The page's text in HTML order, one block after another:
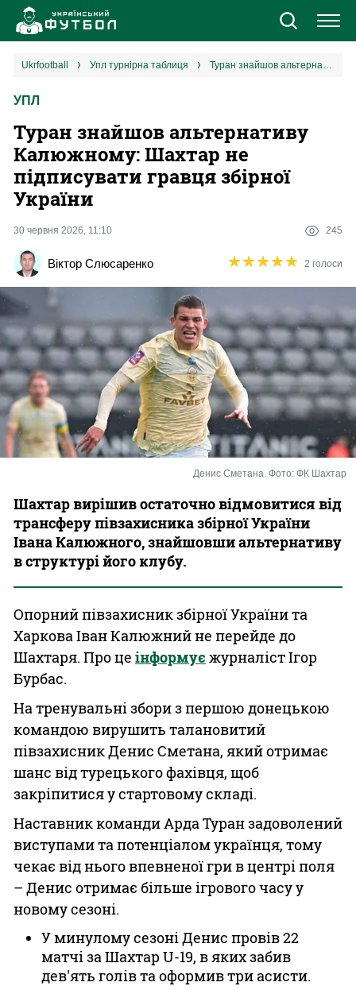
Новини
Єврокубки
УПЛ
Різне
Букмекери
Казино
ukrfootball упл турнірна таблиця Туран знайшов альтернативу Калюжному: Шахтар не підписувати гравця збірної України
УПЛ
Туран знайшов альтернативу
Калюжному: Шахтар не
підписувати гравця збірної
України
30 червня 2026, 11:10 245
Віктор Слюсаренко ★★★★★
★★★★★ 2 голоси
Денис Сметана. Фото: ФК Шахтар
Шахтар вирішив остаточно відмовитися від
трансферу півзахисника збірної України
Івана Калюжного, знайшовши альтернативу
в структурі його клубу.
Опорний півзахисник збірної України та
Харкова Іван Калюжний не перейде до
Шахтаря. Про це інформує журналіст Ігор
Бурбас.
На тренувальні збори з першою донецькою
командою вирушить талановитий
півзахисник Денис Сметана, який отримає
шанс від турецького фахівця, щоб
закріпитися у стартовому складі.
Наставник команди Арда Туран задоволений
виступами та потенціалом українця, тому
чекає від нього впевненої гри в центрі поля
– Денис отримає більше ігрового часу у
новому сезоні.
У минулому сезоні Денис провів 22
матчі за Шахтар U-19, в яких забив
дев'ять голів та оформив три асисти.